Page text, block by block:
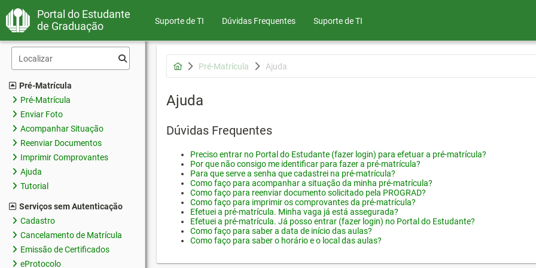
Portal do Estudante
de Graduação
Suporte de TI Dúvidas Frequentes Suporte de TI
Pré-Matrícula
Pré-Matrícula
Enviar Foto
Acompanhar Situação
Reenviar Documentos
Imprimir Comprovantes
Ajuda
Tutorial
Serviços sem Autenticação
Cadastro
Cancelamento de Matrícula
Emissão de Certificados
eProtocolo
Pré-Matrícula Ajuda
Ajuda
Dúvidas Frequentes
Preciso entrar no Portal do Estudante (fazer login) para efetuar a pré-matrícula?
Por que não consigo me identificar para fazer a pré-matrícula?
Para que serve a senha que cadastrei na pré-matrícula?
Como faço para acompanhar a situação da minha pré-matrícula?
Como faço para reenviar documento solicitado pela PROGRAD?
Como faço para imprimir os comprovantes da pré-matrícula?
Efetuei a pré-matrícula. Minha vaga já está assegurada?
Efetuei a pré-matrícula. Já posso entrar (fazer login) no Portal do Estudante?
Como faço para saber a data de início das aulas?
Como faço para saber o horário e o local das aulas?